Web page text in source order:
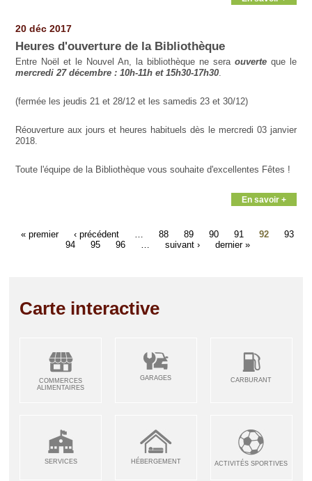
20 déc 2017
Heures d'ouverture de la Bibliothèque
Entre Noël et le Nouvel An, la bibliothèque ne seraouverte que le
mercredi 27 décembre : 10h-11h et 15h30-17h30.
(fermée les jeudis 21 et 28/12 et les samedis 23 et 30/12)
Réouverture aux jours et heures habituels dès le mercredi 03 janvier
2018.
Toute l'équipe de la Bibliothèque vous souhaite d'excellentes Fêtes !
En savoir +
« premier ‹ précédent 88 89 90 91 92
93
94
95 96 suivant › dernier »
Carte interactive
COMMERCES
ALIMENTAIRES
GARAGES CARBURANT
SERVICES HÉBERGEMENT ACTIVITÉS SPORTIVES